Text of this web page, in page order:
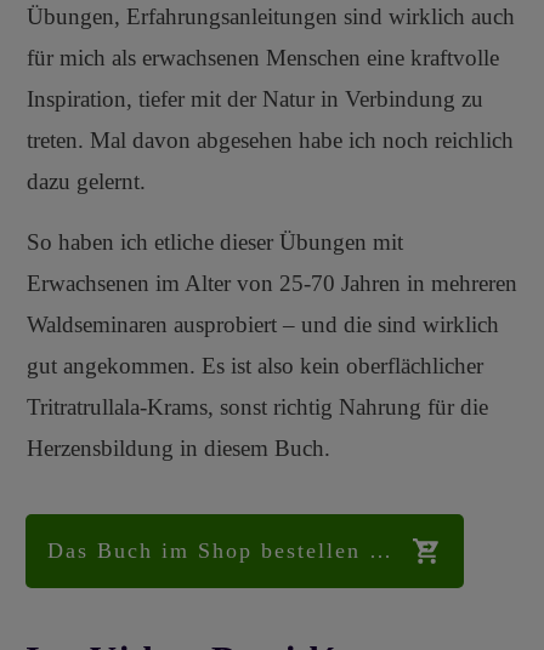
Übungen, Erfahrungsanleitungen sind wirklich auch
für mich als erwachsenen Menschen eine kraftvolle
Inspiration, tiefer mit der Natur in Verbindung zu
treten. Mal davon abgesehen habe ich noch reichlich
dazu gelernt.
So haben ich etliche dieser Übungen mit
Erwachsenen im Alter von 25-70 Jahren in mehreren
Waldseminaren ausprobiert – und die sind wirklich
gut angekommen. Es ist also kein oberflächlicher
Tritratrullala-Krams, sonst richtig Nahrung für die
Herzensbildung in diesem Buch.
Das Buch im Shop bestellen …